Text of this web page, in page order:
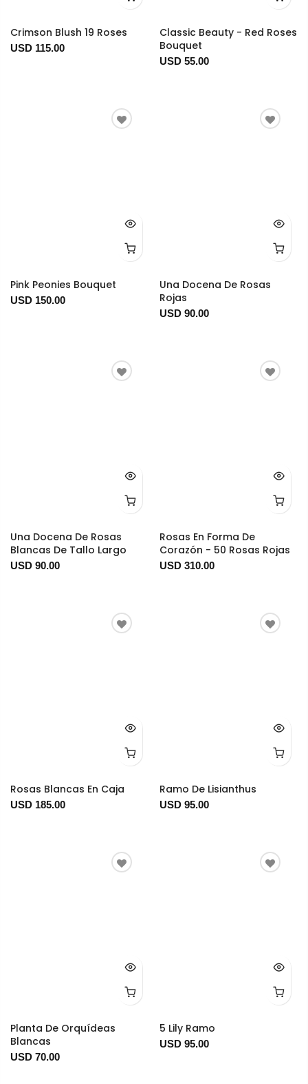
Crimson Blush 19 Roses
USD 115.00
Classic Beauty - Red Roses
Bouquet
USD 55.00
Pink Peonies Bouquet
USD 150.00
Una Docena De Rosas
Rojas
USD 90.00
Una Docena De Rosas
Blancas De Tallo Largo
USD 90.00
Rosas En Forma De
Corazón - 50 Rosas Rojas
USD 310.00
Rosas Blancas En Caja
USD 185.00
Ramo De Lisianthus
USD 95.00
Planta De Orquídeas
Blancas
USD 70.00
5 Lily Ramo
USD 95.00